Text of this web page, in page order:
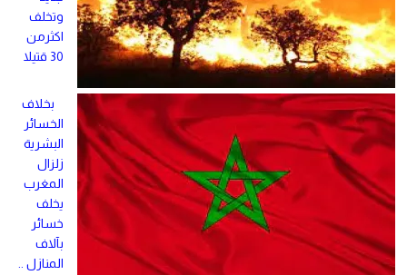
وتخلف
اكثرمن
30 قتيلا
بخلاف
الخسائر
البشرية
زلزال
المغرب
يخلف
خسائر
بآلاف
المنازل ..